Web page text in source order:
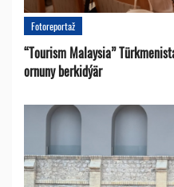
Fotoreportaž
“Tourism Malaysia”
ornuny berkidýär